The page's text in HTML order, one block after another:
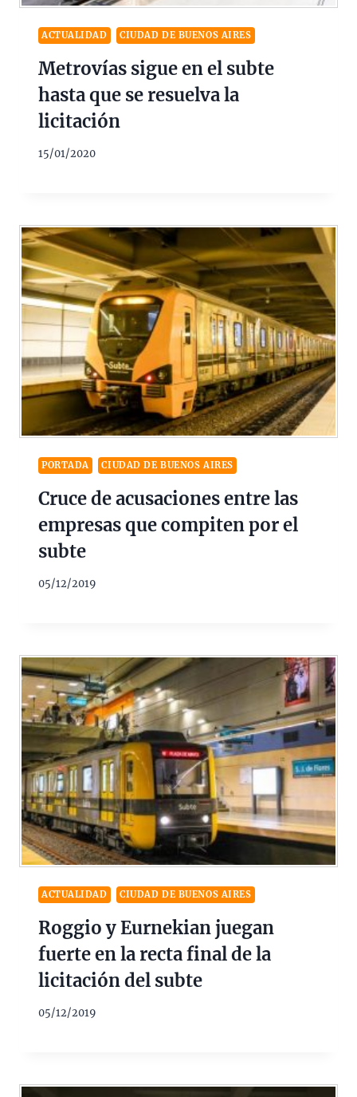
ACTUALIDAD CIUDAD DE BUENOS AIRES
Metrovías sigue en el subte
hasta que se resuelva la
licitación
15/01/2020
PORTADA CIUDAD DE BUENOS AIRES
Cruce de acusaciones entre las
empresas que compiten por el
subte
05/12/2019
ACTUALIDAD CIUDAD DE BUENOS AIRES
Roggio y Eurnekian juegan
fuerte en la recta final de la
licitación del subte
05/12/2019